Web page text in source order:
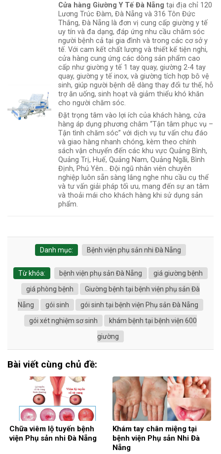
Cửa hàng Giường Y Tế Đà Nẵng tại địa chỉ 120
Lương Trúc Đàm, Đà Nẵng và 316 Tôn Đức
Thắng, Đà Nẵng là đơn vị cung cấp giường y tế
uy tín và đa dạng, đáp ứng nhu cầu chăm sóc
người bệnh cả tại gia đình và trong các cơ sở y
tế. Với cam kết chất lượng và thiết kế tiện nghi,
cửa hàng cung ứng các dòng sản phẩm cao
cấp như giường y tế 1 tay quay, giường 2-4 tay
quay, giường y tế inox, và giường tích hợp bô vệ
sinh, giúp người bệnh dễ dàng thay đổi tư thế, hỗ
trợ ăn uống, sinh hoạt và giảm thiểu khó khăn
cho người chăm sóc.
Đặt trọng tâm vào lợi ích của khách hàng, cửa
hàng áp dụng phương châm “Tận tâm phục vụ –
Tận tình chăm sóc” với dịch vụ tư vấn chu đáo
và giao hàng nhanh chóng, kèm theo chính
sách vận chuyển đến các khu vực Quảng Bình,
Quảng Trị, Huế, Quảng Nam, Quảng Ngãi, Bình
Định, Phú Yên... Đội ngũ nhân viên chuyên
nghiệp luôn sẵn sàng lắng nghe nhu cầu cụ thể
và tư vấn giải pháp tối ưu, mang đến sự an tâm
và thoải mái cho khách hàng khi sử dụng sản
phẩm.
Danh mục: Bệnh viện phụ sản nhi Đà Nẵng
Từ khóa: bệnh viện phụ sản Đà Nẵng
giá giường bệnh
giá phòng bệnh
Giường bệnh tại bệnh viện phụ sản Đà
Nẵng
gói sinh
gói sinh tại bệnh viện Phụ sản Đà Nẵng
gói xét nghiệm sơ sinh
khám bệnh tại bệnh viện 600
giường
Bài viết cùng chủ đề:
Chữa viêm lộ tuyến bệnh
viện Phụ sản nhi Đà Nẵng
Khám tay chân miệng tại
bệnh viện Phụ sản Nhi Đà
Nẵng